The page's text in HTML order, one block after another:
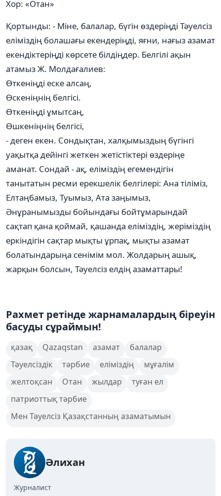
Хор: «Отан»
Қортынды: - Міне, балалар, бүгін өздеріңді Тәуелсіз
еліміздің болашағы екендеріңді, яғни, нағыз азамат
екендіктеріңді көрсете білдіңдер. Белгілі ақын
атамыз Ж. Молдағалиев:
Өткеніңді еске алсаң,
Өскеніңнің белгісі.
Өткеніңді ұмытсаң,
Өшкеніңнің белгісі,
- деген екен. Сондықтан, халқымыздың бүгінгі
уақытқа дейінгі жеткен жетістіктері өздеріңе
аманат. Сондай - ақ, еліміздің егемендігін
танытатын ресми ерекшелік белгілері: Ана тіліміз,
Елтаңбамыз, Туымыз, Ата заңымыз,
Әнұранымызды бойындағы бойтұмарындай
сақтап қана қоймай, қашанда еліміздің, жеріміздің
еркіндігін сақтар мықты ұрпақ, мықты азамат
болатындарыңа сенімім мол. Жолдарың ашық,
жарқын болсын, Тәуелсіз елдің азаматтары!
Рахмет ретінде жарнамалардың біреуін
басуды сұраймын!
қазақ Qazaqstan азамат
балалар
Тәуелсіздік
тәрбие еліміздің
мұғалім
желтоқсан
Отан жылдар
туған ел
патриоттық тәрбие
Мен Тәуелсіз Қазақстанның азаматымын
Әлихан
Журналист